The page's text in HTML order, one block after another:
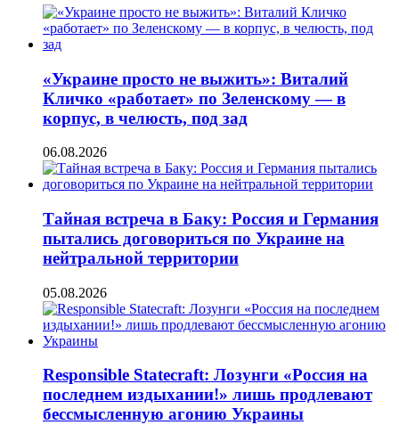
«Украине просто не выжить»: Виталий
Кличко «работает» по Зеленскому — в
корпус, в челюсть, под зад
06.08.2026
Тайная встреча в Баку: Россия и Германия
пытались договориться по Украине на
нейтральной территории
05.08.2026
Responsible Statecraft: Лозунги «Россия на
последнем издыхании!» лишь продлевают
бессмысленную агонию Украины